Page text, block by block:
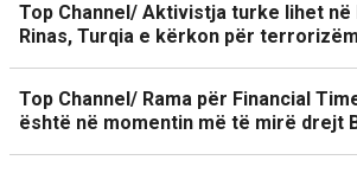
Top Channel/ Aktivistja turke lihet në
Rinas, Turqia e kërkon për terrorizëm
Top Channel/ Rama për Financial
është në momentin më të mirë drejt